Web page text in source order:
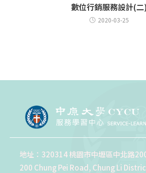
數位行銷服務設計(二)
2020-03-25
地址：320314 桃園市中壢區中北路
200 Chung Pei Road, Chung Li